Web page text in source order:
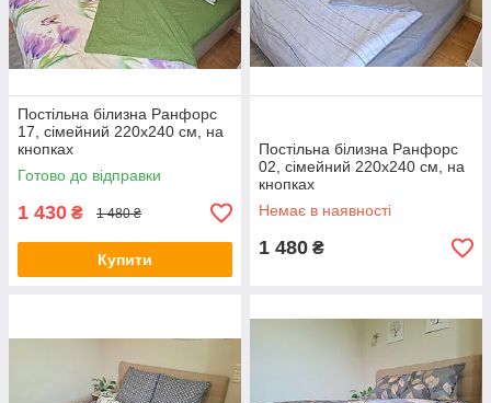
Постільна білизна Ранфорс
17, сімейний 220х240 см, на
кнопках
Готово до відправки
1 430 ₴ 1 480 ₴
Купити
Постільна білизна Ранфорс
02, сімейний 220х240 см, на
кнопках
Немає в наявності
1 480 ₴